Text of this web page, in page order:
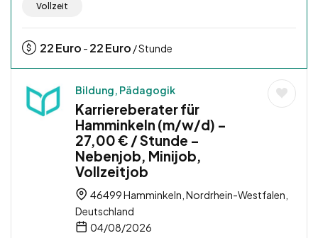
Vollzeit
22Euro - 22Euro / Stunde
Bildung, Pädagogik
Karriereberater für
Hamminkeln (m/w/d) –
27,00 € / Stunde –
Nebenjob, Minijob,
Vollzeitjob
46499 Hamminkeln, Nordrhein-Westfalen,
Deutschland
04/08/2026